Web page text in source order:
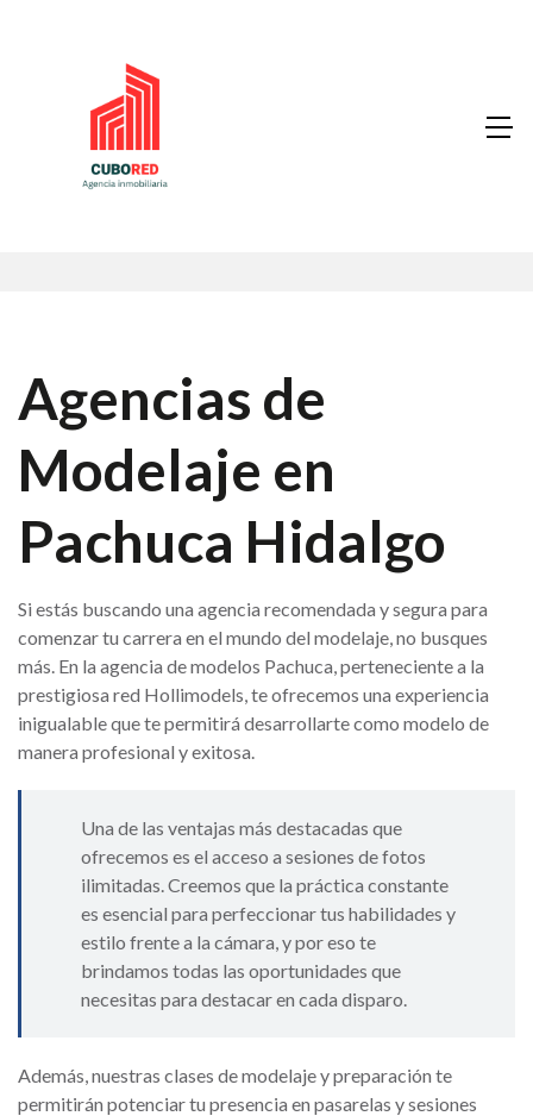
Agencias de
Modelaje en
Pachuca Hidalgo
Si estás buscando una agencia recomendada y segura para
comenzar tu carrera en el mundo del modelaje, no busques
más. En la agencia de modelos Pachuca, perteneciente a la
prestigiosa red Hollimodels, te ofrecemos una experiencia
inigualable que te permitirá desarrollarte como modelo de
manera profesional y exitosa.
Una de las ventajas más destacadas que
ofrecemos es el acceso a sesiones de fotos
ilimitadas. Creemos que la práctica constante
es esencial para perfeccionar tus habilidades y
estilo frente a la cámara, y por eso te
brindamos todas las oportunidades que
necesitas para destacar en cada disparo.
Además, nuestras clases de modelaje y preparación te
permitirán potenciar tu presencia en pasarelas y sesiones